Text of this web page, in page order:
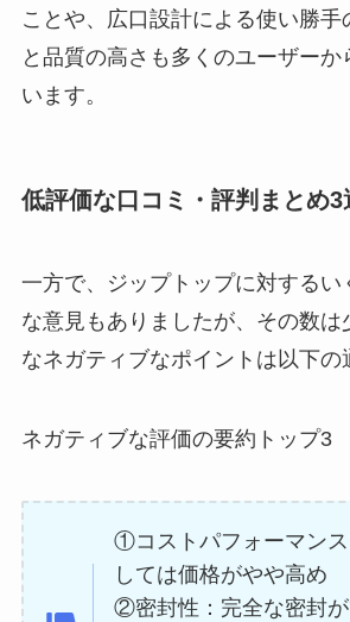
ことや、広口設計による使い勝手
と品質の高さも多くのユーザーか
います。
低評価な口コミ・評判まとめ3
一方で、ジップトップに対するい
な意見もありましたが、その数は
なネガティブなポイントは以下の
ネガティブな評価の要約トップ3
①コストパフォーマンス
しては価格がやや高め
②密封性：完全な密封